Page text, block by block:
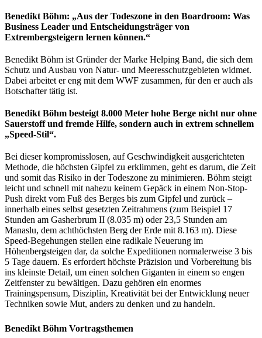
Benedikt Böhm: „Aus der Todeszone in den Boardroom: Was
Business Leader und Entscheidungsträger von
Extrembergsteigern lernen können.“
Benedikt Böhm ist Gründer der Marke Helping Band, die sich dem
Schutz und Ausbau von Natur- und Meeresschutzgebieten widmet.
Dabei arbeitet er eng mit dem WWF zusammen, für den er auch als
Botschafter tätig ist.
Benedikt Böhm besteigt 8.000 Meter hohe Berge nicht nur ohne
Sauerstoff und fremde Hilfe, sondern auch in extrem schnellem
„Speed-Stil“.
Bei dieser kompromisslosen, auf Geschwindigkeit ausgerichteten
Methode, die höchsten Gipfel zu erklimmen, geht es darum, die Zeit
und somit das Risiko in der Todeszone zu minimieren. Böhm steigt
leicht und schnell mit nahezu keinem Gepäck in einem Non-Stop-
Push direkt vom Fuß des Berges bis zum Gipfel und zurück –
innerhalb eines selbst gesetzten Zeitrahmens (zum Beispiel 17
Stunden am Gasherbrum II (8.035 m) oder 23,5 Stunden am
Manaslu, dem achthöchsten Berg der Erde mit 8.163 m). Diese
Speed-Begehungen stellen eine radikale Neuerung im
Höhenbergsteigen dar, da solche Expeditionen normalerweise 3 bis
5 Tage dauern. Es erfordert höchste Präzision und Vorbereitung bis
ins kleinste Detail, um einen solchen Giganten in einem so engen
Zeitfenster zu bewältigen. Dazu gehören ein enormes
Trainingspensum, Disziplin, Kreativität bei der Entwicklung neuer
Techniken sowie Mut, anders zu denken und zu handeln.
Benedikt Böhm Vortragsthemen